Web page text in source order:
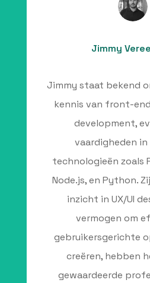
Jimmy
Jimmy staat bekend
kennis van front-
development,
vaardigheden in
technologieën zoals
Node.js, en Python.
inzicht in UX/UI
vermogen om
gebruikersgerichte
creëren, hebben
gewaardeerde